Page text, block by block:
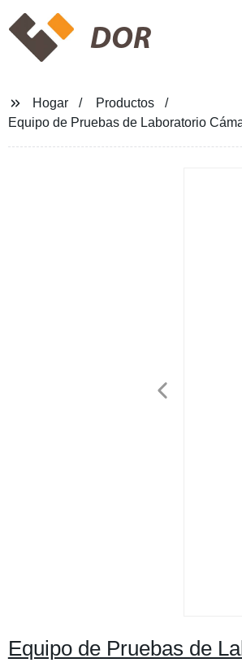
DOR
Hogar
Productos
Equipo de Pruebas de Laboratorio
Equipo de Pruebas de